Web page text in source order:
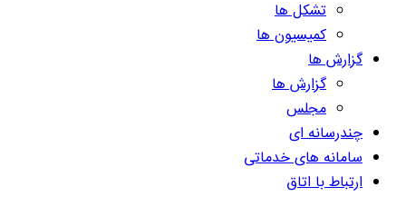
تشکل ها
کمیسیون ها
گزارش ها
گزارش ها
مجلس
چندرسانه ای
سامانه های خدماتی
ارتباط با اتاق